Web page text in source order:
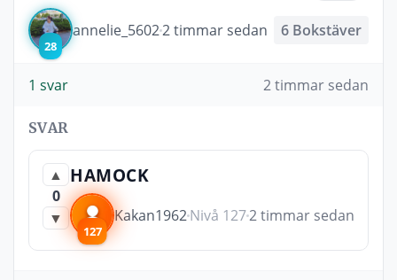
28
annelie_56022 timmar sedan 6 Bokstäver
1 svar 2 timmar sedan
SVAR
▲
0
▼
HAMOCK
127
Kakan1962Nivå 1272 timmar sedan